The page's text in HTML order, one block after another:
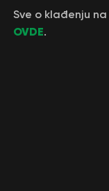
Sve o klađenju
OVDE.